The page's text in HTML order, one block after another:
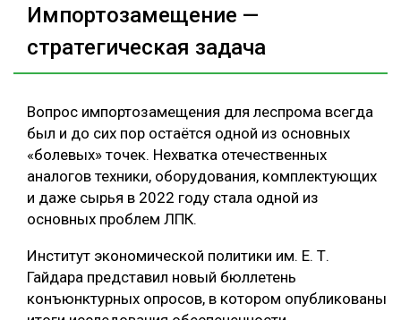
Импортозамещение —
стратегическая задача
Вопрос импортозамещения для леспрома всегда
был и до сих пор остаётся одной из основных
«болевых» точек. Нехватка отечественных
аналогов техники, оборудования, комплектующих
и даже сырья в 2022 году стала одной из
основных проблем ЛПК.
Институт экономической политики им. Е. Т.
Гайдара представил новый бюллетень
конъюнктурных опросов, в котором опубликованы